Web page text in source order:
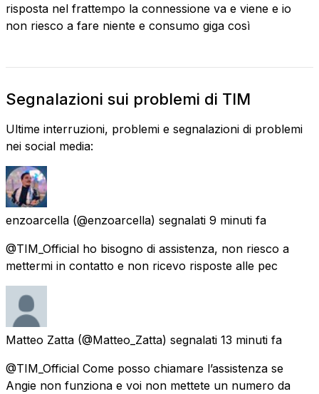
risposta nel frattempo la connessione va e viene e io
non riesco a fare niente e consumo giga così
Segnalazioni sui problemi di TIM
Ultime interruzioni, problemi e segnalazioni di problemi
nei social media:
enzoarcella (@enzoarcella) segnalati 9 minuti fa
@TIM_Official ho bisogno di assistenza, non riesco a
mettermi in contatto e non ricevo risposte alle pec
Matteo Zatta (@Matteo_Zatta) segnalati 13 minuti fa
@TIM_Official Come posso chiamare l’assistenza se
Angie non funziona e voi non mettete un numero da